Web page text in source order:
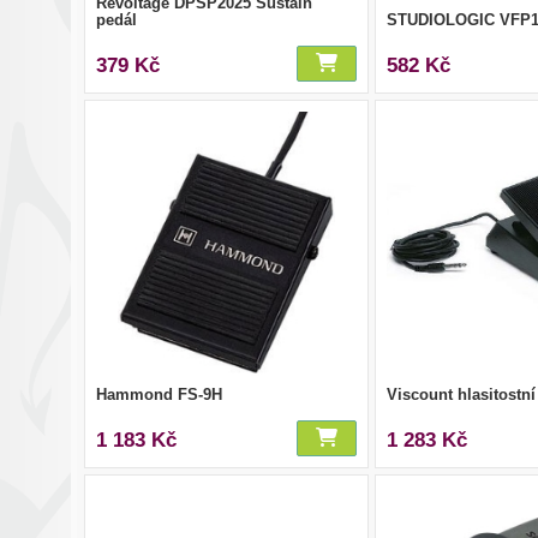
pedál
379 Kč
STUDIOLOGIC
582 Kč
Hammond FS-9H
1 183 Kč
Viscount hlasitostní
1 283 Kč